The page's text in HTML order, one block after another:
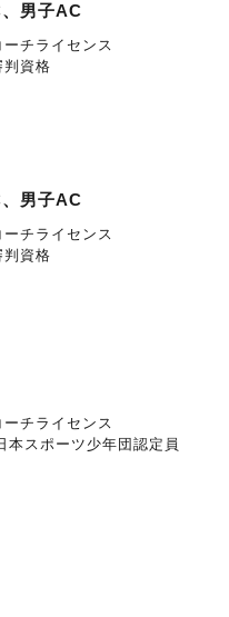
男子AC
チライセンス
資格
男子AC
チライセンス
資格
チライセンス
本スポーツ少年団認定員